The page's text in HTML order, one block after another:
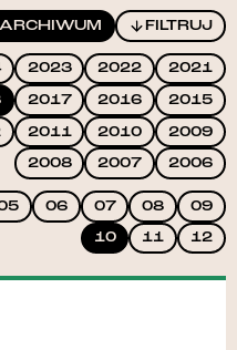
ARCHIWUM FILTRUJ
2023 2022
2021
2017 2016
2015
2011 2010
2009
2008
2007 2006
06 07 08
09
10
11 12